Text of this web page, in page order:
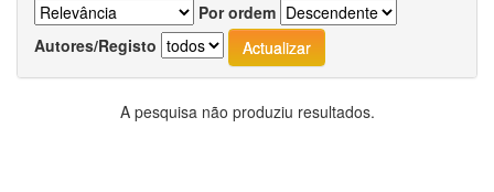
Por ordem
Autores/Registo
A pesquisa não produziu resultados.